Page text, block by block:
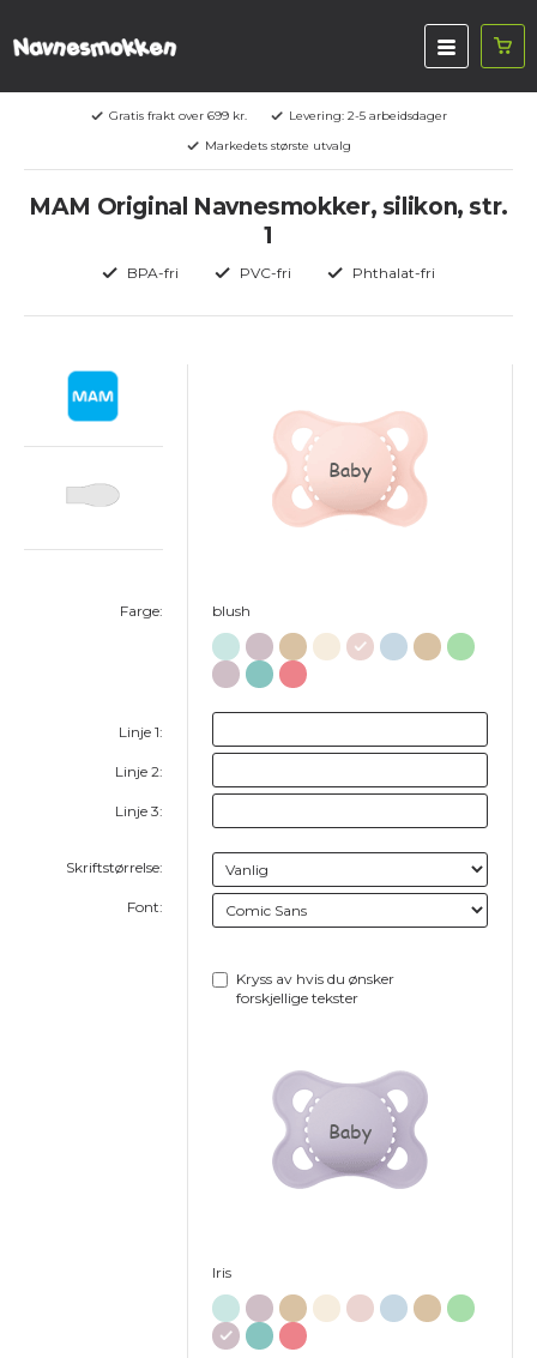
Gratis frakt over 699 kr.
Levering: 2-5 arbeidsdager
Markedets største utvalg
MAM Original Navnesmokker, silikon, str.
1
BPA-fri PVC-fri Phthalat-fri
Farge:
Linje 1:
Linje 2:
Linje 3:
Skriftstørrelse:
Font:
Baby
blush
Kryss av hvis du ønsker
forskjellige tekster
Baby
Iris